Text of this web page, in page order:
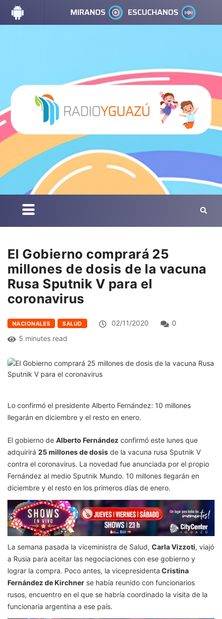
MIRANOS ESCUCHANOS
El Gobierno comprará 25
millones de dosis de la vacuna
Rusa Sputnik V para el
coronavirus
NACIONALES SALUD 02/11/2020
0
5 minutes read
Lo confirmó el presidente Alberto Fernández: 10 millones
llegarán en diciembre y el resto en enero.
El gobierno de Alberto Fernández confirmó este lunes que
adquirirá 25 millones de dosis de la vacuna rusa Sputnik V
contra el coronavirus. La novedad fue anunciada por el propio
Fernández al medio Sputnik Mundo. 10 millones llegarán en
diciembre y el resto en los primeros días de enero.
La semana pasada la viceministra de Salud, Carla Vizzoti, viajó
a Rusia para aceitar las negociaciones con ese gobierno y
lograr la compra. Poco antes, la vicepresidenta Cristina
Fernández de Kirchner se había reunido con funcionarios
rusos, encuentro en el que se habría coordinado la visita de la
funcionaria argentina a ese país.